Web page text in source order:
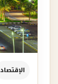
الإقتصاد